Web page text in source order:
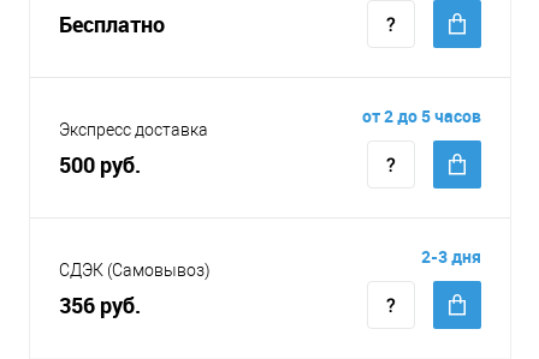
Бесплатно
Экспресс доставка
500 руб.
от 2 до 5 часов
СДЭК (Самовывоз)
356 руб.
2-3 дня